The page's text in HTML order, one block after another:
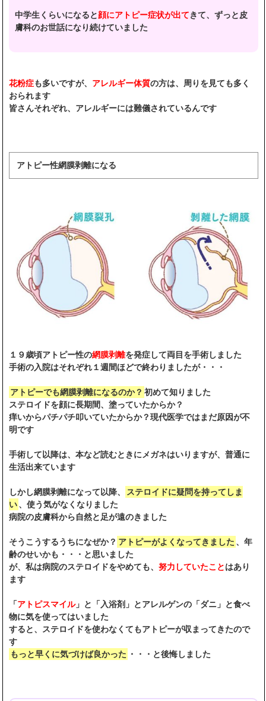
中学生くらいになると顔にアトピー症状が出てきて、ずっと皮
膚科のお世話になり続けていました
花粉症も多いですが、 アレルギー体質の方は、周りを見ても多く
おられます
皆さんそれぞれ、アレルギーには難儀されているんです
アトピー性網膜剥離になる
１９歳頃アトピー性の網膜剥離を発症して両目を手術しました
手術の入院はそれぞれ１週間ほどで終わりましたが・・・
アトピーでも網膜剥離になるのか？ 初めて知りました
ステロイドを顔に長期間、塗っていたからか？
痒いからパチパチ叩いていたからか？現代医学ではまだ原因が不
明です
手術して以降は、本など読むときにメガネはいりますが、普通に
生活出来ています
しかし網膜剥離になって以降、
ステロイドに疑問を持ってしま
い、使う気がなくなりました
病院の皮膚科から自然と足が遠のきました
そうこうするうちになぜか？ アトピーがよくなってきました 、年
齢のせいかも・・・と思いました
が、私は病院のステロイドをやめても、努力していたことはあり
ます
「アトピスマイル」と「入浴剤」とアレルゲンの「ダニ」と食べ
物に気を使ってはいました
すると、ステロイドを使わなくてもアトピーが収まってきたので
す
もっと早くに気づけば良かった ・・・と後悔しました